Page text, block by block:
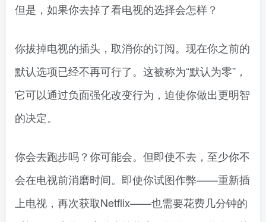
但是，如果你去掉了看电视的选择会怎样？
你拔掉电视的插头，取消你的订阅。现在你之前的
默认选项已经不再可行了。这被称为“默认为零”，
它可以通过负面强化改变行为，迫使你做出更明智
的决定。
你会去跑步吗？你可能会。但即使不去，至少你不
会在电视前消磨时间。即使你试图作弊——重新插
上电视，再次获取Netflix——也需要花费几分钟的